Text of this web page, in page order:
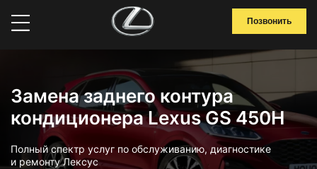
Позвонить
Замена заднего контура
кондиционера Lexus GS 450H
Полный спектр услуг по обслуживанию, диагностике
и ремонту Лексус